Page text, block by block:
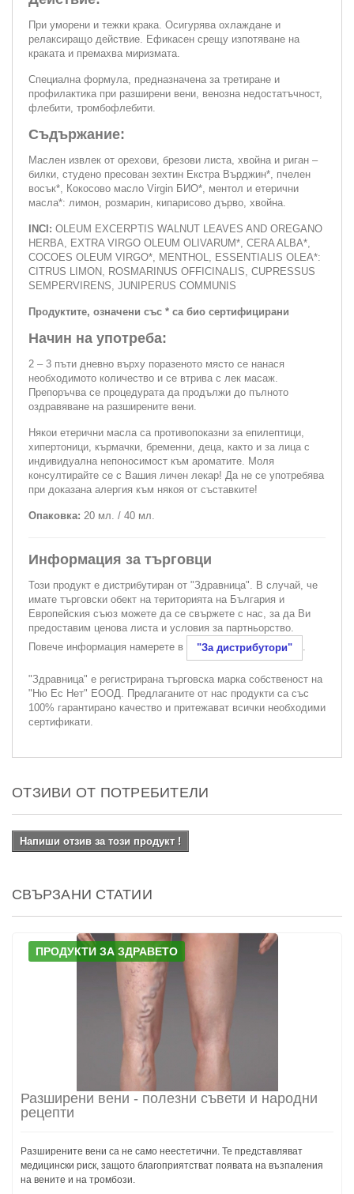
При уморени и тежки крака. Осигурява охлаждане и
релаксиращо действие. Ефикасен срещу изпотяване на
краката и премахва миризмата.
Специална формула, предназначена за третиране и
профилактика при разширени вени, венозна недостатъчност,
флебити, тромбофлебити.
Съдържание:
Маслен извлек от орехови, брезови листа, хвойна и риган –
билки, студено пресован зехтин Екстра Върджин*, пчелен
восък*, Кокосово масло Virgin БИО*, ментол и етерични
масла*: лимон, розмарин, кипарисово дърво, хвойна.
INCI: OLEUM EXCERPTIS WALNUT LEAVES AND OREGANO
HERBA, EXTRA VIRGO OLEUM OLIVARUM*, CERA ALBA*,
COCOES OLEUM VIRGO*, MENTHOL, ESSENTIALIS OLEA*:
CITRUS LIMON, ROSMARINUS OFFICINALIS, CUPRESSUS
SEMPERVIRENS, JUNIPERUS COMMUNIS
Продуктите, означени със * са био сертифицирани
Начин на употреба:
2 – 3 пъти дневно върху поразеното място се нанася
необходимото количество и се втрива с лек масаж.
Препоръчва се процедурата да продължи до пълното
оздравяване на разширените вени.
Някои етерични масла са противопоказни за епилептици,
хипертоници, кърмачки, бременни, деца, както и за лица с
индивидуална непоносимост към ароматите. Моля
консултирайте се с Вашия личен лекар! Да не се употребява
при доказана алергия към някоя от съставките!
Опаковка: 20 мл. / 40 мл.
Информация за търговци
Този продукт е дистрибутиран от "Здравница". В случай, че
имате търговски обект на територията на България и
Европейския съюз можете да се свържете с нас, за да Ви
предоставим ценова листа и условия за партньорство.
Повече информация намерете в
"За дистрибутори" .
"Здравница" е регистрирана търговска марка собственост на
"Ню Ес Нет" ЕООД. Предлаганите от нас продукти са със
100% гарантирано качество и притежават всички необходими
сертификати.
ОТЗИВИ ОТ ПОТРЕБИТЕЛИ
Напиши отзив за този продукт !
СВЪРЗАНИ СТАТИИ
ПРОДУКТИ ЗА ЗДРАВЕТО
Разширени вени - полезни съвети и народни
рецепти
Разширените вени са не само неестетични. Те представляват
медицински риск, защото благоприятстват появата на възпаления
на вените и на тромбози.